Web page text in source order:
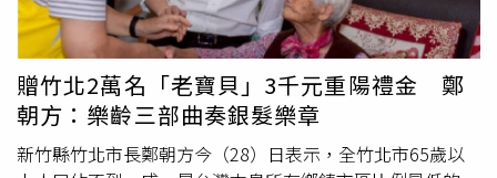
餐據點、串聯長照ABC（A整合型+B複合型+C巷弄型）服務
據點，或是推動行動醫療車與遠距照護，讓長者不舒服能在
社區就近照護，不要因為嫌遠而錯失治療機會。蔡壁如也
說，不少長者退休後少了成就感，這時長青學苑與銀髮就業
機會就很重要，能讓好學的長者繼續充實知識，有意繼續奉
獻心力的長輩也能投入就業市場。她強調，把銀髮族照顧資
贈竹北2萬名「老寶貝」3千元重陽禮金 鄭
朝方：樂齡三部曲奏銀髮樂章
新竹縣竹北市長鄭朝方今（28）日表示，全竹北市65歲以